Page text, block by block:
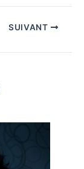
SUIVANT